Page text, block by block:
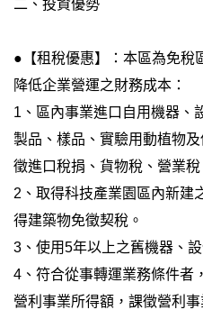
二、投資優勢
●【租稅優惠】：本區為免稅
降低企業營運之財務成本：
1、區內事業進口自用機器、
製品、樣品、實驗用動植物
徵進口稅捐、貨物稅、營業稅
2、取得科技產業園區內新建
得建築物免徵契稅。
3、使用5年以上之舊機器、
4、符合從事轉運業務條件者
營利事業所得額，課徵營利事